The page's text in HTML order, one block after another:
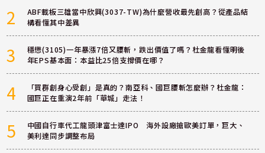
2
ABF載板三雄當中欣興(3037-TW)為什麼營收最先創高？從產品結
構看懂其中差異
3
穩懋(3105)一年暴漲7倍又腰斬，跌出價值了嗎？杜金龍看懂明後
年EPS基本面：本益比25倍支撐價在哪？
4
「買群創身心受創」是真的？南亞科、國巨腰斬怎麼辦？杜金龍：
國巨正在重演2年前「華城」走法！
5
中國自行車代工龍頭津富士達IPO 海外設廠搶歐美訂單，巨大、
美利達同步調整布局